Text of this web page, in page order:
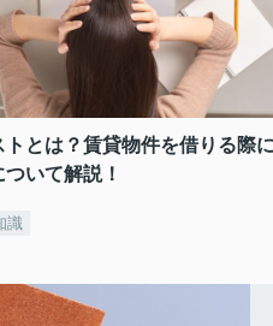
トとは？賃貸物件を借りる際
いて解説！
識